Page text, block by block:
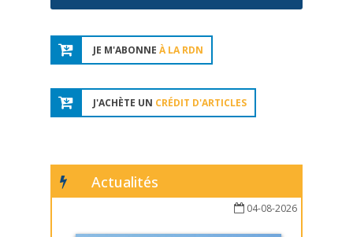
JE M'ABONNE À LA RDN
J'ACHÈTE UN CRÉDIT D'ARTICLES
Actualités
04-08-2026